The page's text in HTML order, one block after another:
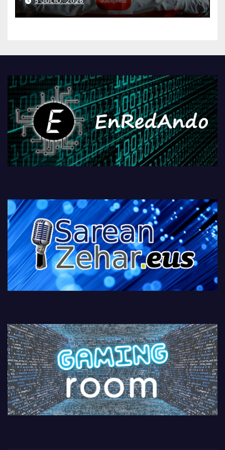
AliExpressi, AEBetako AAren
kontrola, Googleri behin
PlayStationeko bideojoko